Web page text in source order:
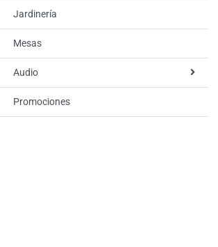
Jardinería
Mesas
Audio
Promociones